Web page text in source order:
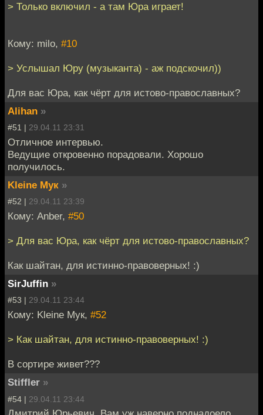
> Только включил - а там Юра играет!
Кому: milo, #10
> Услышал Юру (музыканта) - аж подскочил))
Для вас Юра, как чёрт для истово-православных?
Alihan »
#51 | 29.04.11 23:31
Отличное интервью.
Ведущие откровенно порадовали. Хорошо
получилось.
Kleine Мук »
#52 | 29.04.11 23:39
Кому: Anber, #50
> Для вас Юра, как чёрт для истово-православных?
Как шайтан, для истинно-правоверных! :)
SirJuffin »
#53 | 29.04.11 23:44
Кому: Kleine Мук, #52
> Как шайтан, для истинно-правоверных! :)
В сортире живет???
Stiffler »
#54 | 29.04.11 23:44